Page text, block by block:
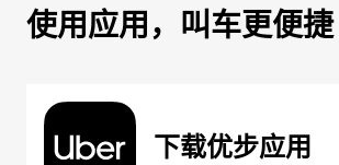
使用应用，叫车更便捷
下载优步应用